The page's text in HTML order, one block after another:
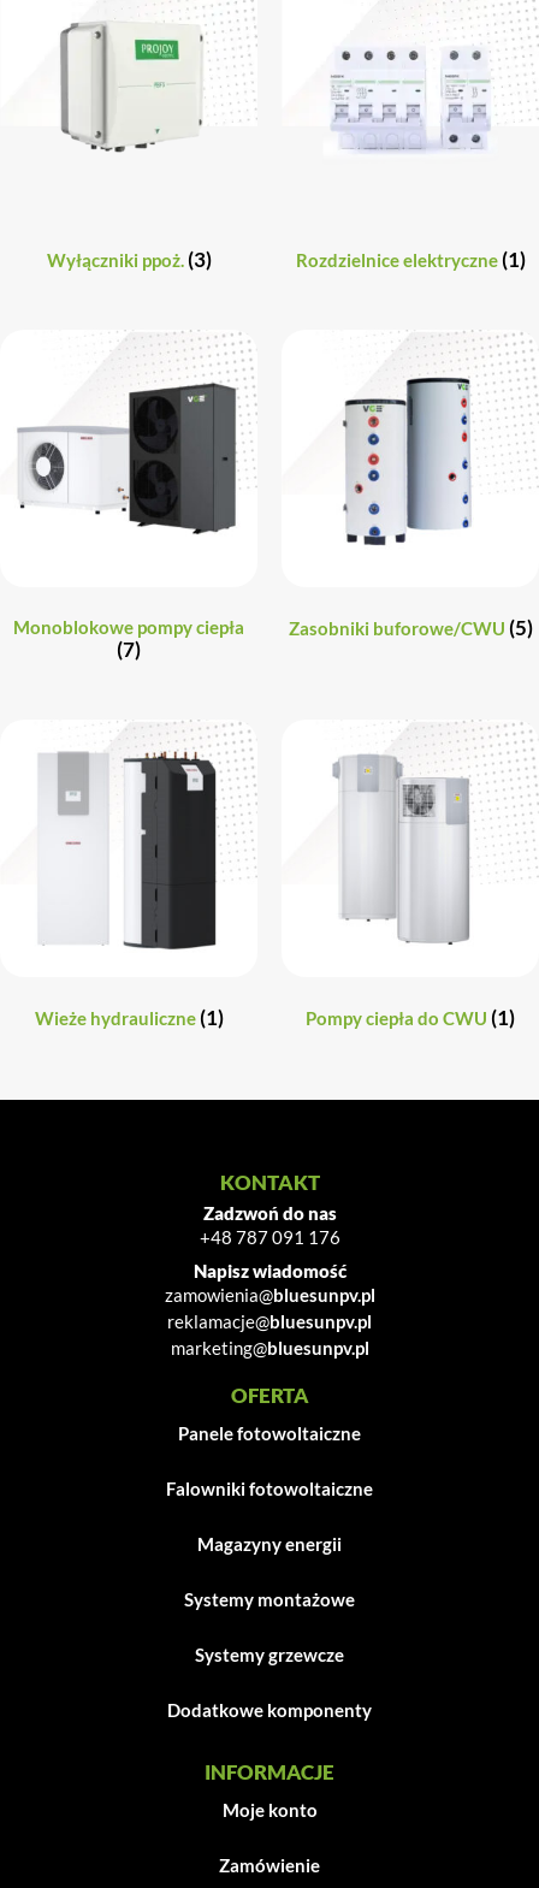
Wyłączniki ppoż. (3) Rozdzielnice elektryczne (1)
Monoblokowe pompy ciepła
(7)
Zasobniki buforowe/CWU (5)
Wieże hydrauliczne (1) Pompy ciepła do CWU (1)
KONTAKT
Zadzwoń do nas
+48 787 091 176
Napisz wiadomość
zamowienia@bluesunpv.pl
reklamacje@bluesunpv.pl
marketing@bluesunpv.pl
OFERTA
Panele fotowoltaiczne
Falowniki fotowoltaiczne
Magazyny energii
Systemy montażowe
Systemy grzewcze
Dodatkowe komponenty
INFORMACJE
Moje konto
Zamówienie